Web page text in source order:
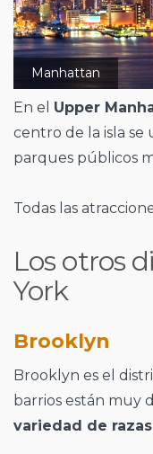
Manhattan
En el Upper
centro de la isla se
parques públicos
Todas las
Los otros
York
Brooklyn
Brooklyn es el
barrios están muy
variedad de